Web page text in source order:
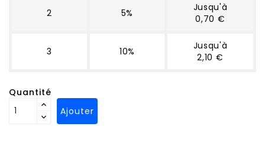
2 5%
Jusqu'à
0,70 €
3 10%
Jusqu'à
2,10 €
Quantité
Ajouter